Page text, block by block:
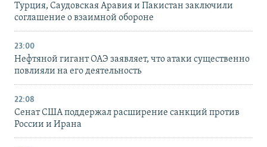
Турция, Саудовская Аравия и Пакистан заключили
соглашение о взаимной обороне
23:00
Нефтяной гигант ОАЭ заявляет, что атаки существенно
повлияли на его деятельность
22:08
Сенат США поддержал расширение санкций против
России и Ирана